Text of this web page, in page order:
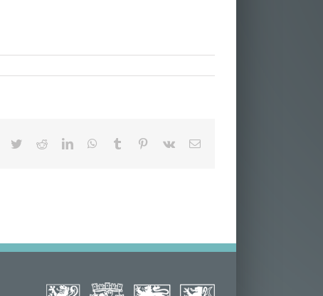
Facebook
TwitterRedditLinkedInWhatsApp
Tumblr Pinterest
Vk
E-